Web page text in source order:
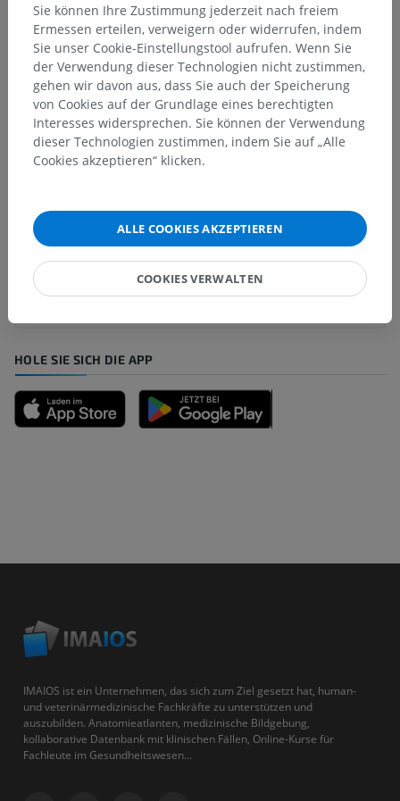
Vergleichende Anatomie bei
Menschen
Übersetzungen
Sie können gerne eine Berichtigung, Übersetzung oder
Ein Problem melden
HOLE SIE SICH DIE APP
IMAIOS ist ein Unternehmen, das sich zum Ziel gesetzt hat, human-
und veterinärmedizinische Fachkräfte zu unterstützen und
auszubilden. Anatomieatlanten, medizinische Bildgebung,
kollaborative Datenbank mit klinischen Fällen, Online-Kurse für
Fachleute im Gesundheitswesen...
Sie können Ihre Zustimmung jederzeit nach freiem
Ermessen erteilen, verweigern oder widerrufen, indem
Sie unser Cookie-Einstellungstool aufrufen. Wenn Sie
der Verwendung dieser Technologien nicht zustimmen,
gehen wir davon aus, dass Sie auch der Speicherung
von Cookies auf der Grundlage eines berechtigten
Interesses widersprechen. Sie können der Verwendung
dieser Technologien zustimmen, indem Sie auf „Alle
Cookies akzeptieren“ klicken.
ALLE COOKIES AKZEPTIEREN
COOKIES VERWALTEN